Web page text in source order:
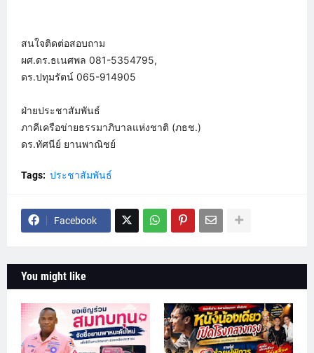
สนใจติดต่อสอบถาม
ผศ.ดร.ธเนศพล 081-5354795,
ดร.ปทุมรัตน์ 065-914905
ฝ่ายประชาสัมพันธ์
ภาคีเครือข่ายธรรมาภิบาลแห่งชาติ (ภธช.)
ดร.ทัศนีย์ ยานพาณิชย์
Tags: ประชาสัมพันธ์
Facebook
You might like